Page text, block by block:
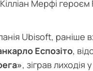
Мерфі героєм
Ubisoft, раніше
Еспозіто,
, зіграв лиходія